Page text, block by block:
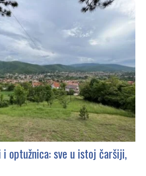
optužnica: sve u istoj čaršiji,